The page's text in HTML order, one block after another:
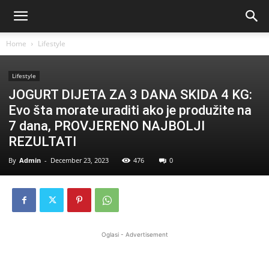
Home Lifestyle
Lifestyle
JOGURT DIJETA ZA 3 DANA SKIDA 4 KG:
Evo šta morate uraditi ako je produžite na
7 dana, PROVJERENO NAJBOLJI
REZULTATI
By Admin - December 23, 2023 476 0
Oglasi - Advertisement